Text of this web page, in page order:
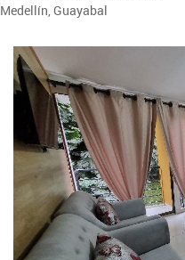
Medellín, Guayabal